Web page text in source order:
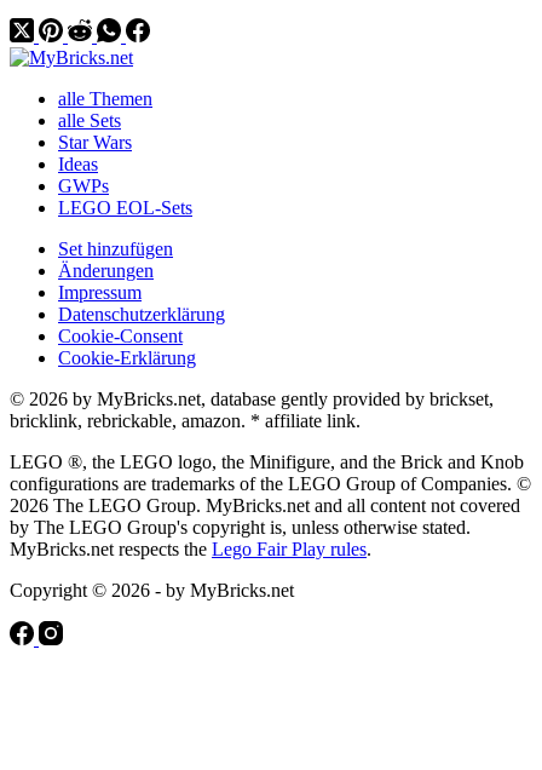
alle Themen
alle Sets
Star Wars
Ideas
GWPs
LEGO EOL-Sets
Set hinzufügen
Änderungen
Impressum
Datenschutzerklärung
Cookie-Consent
Cookie-Erklärung
© 2026 by MyBricks.net, database gently provided by brickset,
bricklink, rebrickable, amazon. * affiliate link.
LEGO ®, the LEGO logo, the Minifigure, and the Brick and Knob
configurations are trademarks of the LEGO Group of Companies. ©
2026 The LEGO Group. MyBricks.net and all content not covered
by The LEGO Group's copyright is, unless otherwise stated.
MyBricks.net respects the Lego Fair Play rules.
Copyright © 2026 - by MyBricks.net